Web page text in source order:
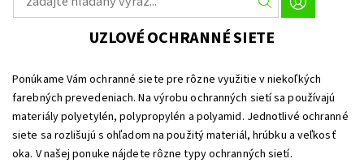
UZLOVÉ OCHRANNÉ SIETE
Ponúkame Vám ochranné siete pre rôzne využitie v niekoľkých
farebných prevedeniach. Na výrobu ochranných sietí sa používajú
materiály polyetylén, polypropylén a polyamid. Jednotlivé ochranné
siete sa rozlišujú s ohľadom na použitý materiál, hrúbku a veľkosť
oka. V našej ponuke nájdete rôzne typy ochranných sietí.